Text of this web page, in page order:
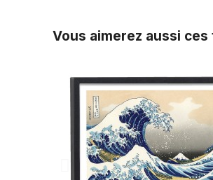
Vous aimerez aussi ces